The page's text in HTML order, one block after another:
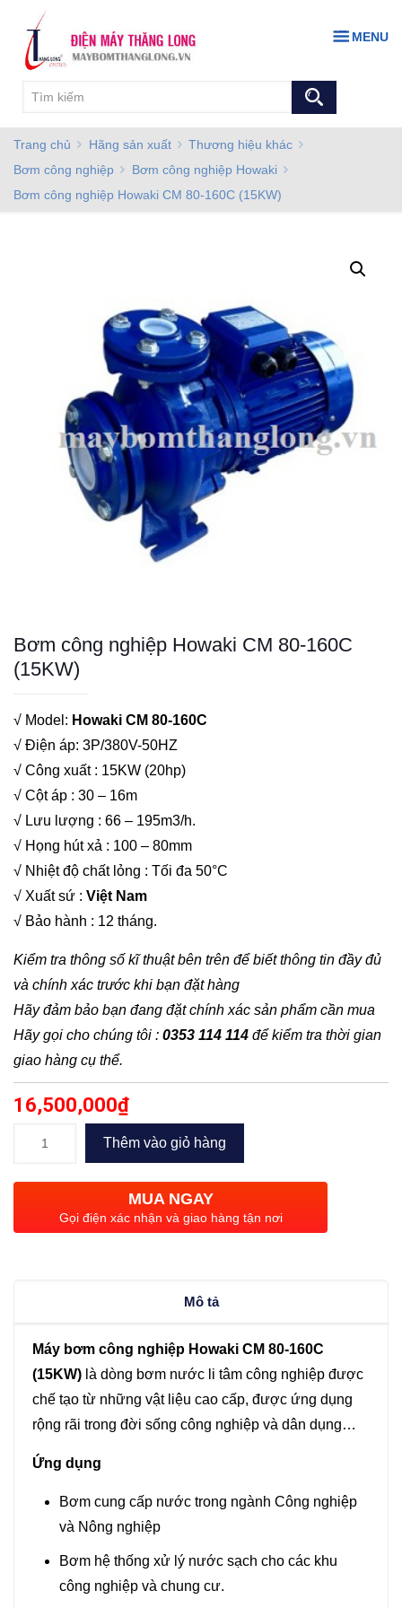
MENU
Trang chủ Hãng sản xuất
Thương hiệu khác
Bơm công nghiệp
Bơm công nghiệp Howaki
Bơm công nghiệp Howaki CM 80-160C (15KW)
Bơm công nghiệp Howaki CM 80-160C
(15KW)
√ Model: Howaki CM 80-160C
√ Điện áp: 3P/380V-50HZ
√ Công xuất : 15KW (20hp)
√ Cột áp : 30 – 16m
√ Lưu lượng : 66 – 195m3/h.
√ Họng hút xả : 100 – 80mm
√ Nhiệt độ chất lỏng : Tối đa 50°C
√ Xuất sứ : Việt Nam
√ Bảo hành : 12 tháng.
Kiểm tra thông số kĩ thuật bên trên để biết thông tin đầy đủ
và chính xác trước khi bạn đặt hàng
Hãy đảm bảo bạn đang đặt chính xác sản phẩm cần mua
Hãy gọi cho chúng tôi : 0353 114 114 để kiểm tra thời gian
giao hàng cụ thể.
16,500,000₫
nghiệp
Howaki
CM
lượng
Thêm vào giỏ hàng
MUA NGAY
Gọi điện xác nhận và giao hàng tận nơi
Mô tả
Máy bơm công nghiệp Howaki CM 80-160C
(15KW) là dòng bơm nước li tâm công nghiệp được
chế tạo từ những vật liệu cao cấp, được ứng dụng
rộng rãi trong đời sống công nghiệp và dân dụng…
Ứng dụng
Bơm cung cấp nước trong ngành Công nghiệp
và Nông nghiệp
Bơm hệ thống xử lý nước sạch cho các khu
công nghiệp và chung cư.